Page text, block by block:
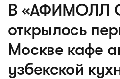
В «АФИМОЛЛ
открылось
Москве кафе
узбекской